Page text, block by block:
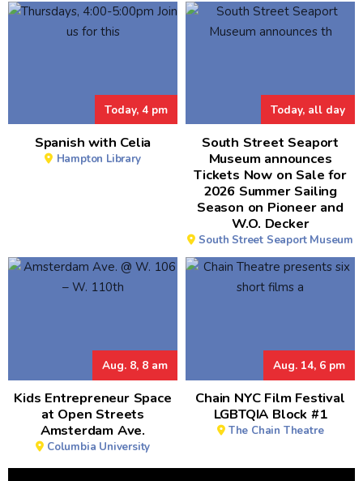
Today, 4 pm
Spanish with Celia
Hampton Library
Today, all day
South Street Seaport
Museum announces
Tickets Now on Sale for
2026 Summer Sailing
Season on Pioneer and
W.O. Decker
South Street Seaport Museum
Aug. 8, 8 am
Kids Entrepreneur Space
at Open Streets
Amsterdam Ave.
Columbia University
Aug. 14, 6 pm
Chain NYC Film Festival
LGBTQIA Block #1
The Chain Theatre